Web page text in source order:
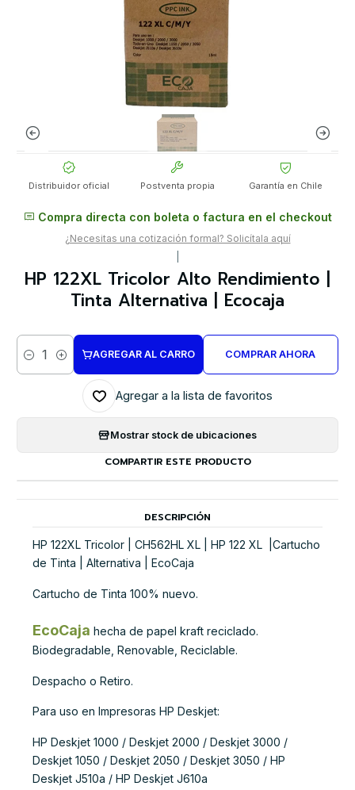
Distribuidor oficial Postventa propia Garantía en Chile
Compra directa con boleta o factura en el checkout
¿Necesitas una cotización formal? Solicítala aquí
HP 122XL Tricolor Alto Rendimiento |
Tinta Alternativa | Ecocaja
Cantidad
AGREGAR AL CARRO COMPRAR AHORA
Agregar a la lista de favoritos
Mostrar stock de ubicaciones
COMPARTIR ESTE PRODUCTO
DESCRIPCIÓN
HP 122XL Tricolor | CH562HL XL | HP 122 XL |Cartucho
de Tinta | Alternativa | EcoCaja
Cartucho de Tinta 100% nuevo.
EcoCaja hecha de papel kraft reciclado.
Biodegradable, Renovable, Reciclable.
Despacho o Retiro.
Para uso en Impresoras HP Deskjet:
HP Deskjet 1000 / Deskjet 2000 / Deskjet 3000 /
Deskjet 1050 / Deskjet 2050 / Deskjet 3050 / HP
Deskjet J510a / HP Deskjet J610a